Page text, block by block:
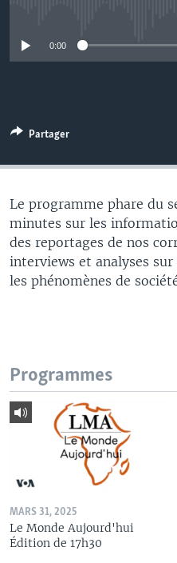
0:00
Partager
Le programme phare du
minutes sur les
des reportages de nos
interviews et analyses
les phénomènes de
Programmes
MARS 31, 2025
Le Monde Aujourd'hui
Édition de 17h30